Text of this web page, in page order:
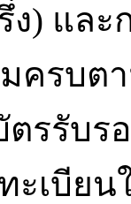
ง) แล
ครบต
รรับร
ะเบียน